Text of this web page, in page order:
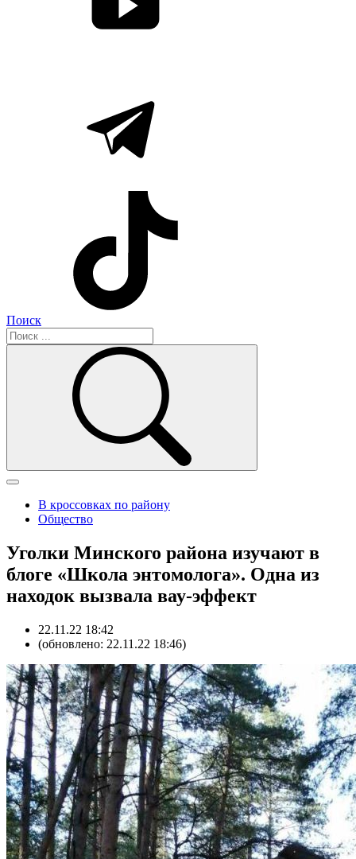
Поиск
В кроссовках по району
Общество
Уголки Минского района изучают в
блоге «Школа энтомолога». Одна из
находок вызвала вау-эффект
22.11.22 18:42
(обновлено: 22.11.22 18:46)